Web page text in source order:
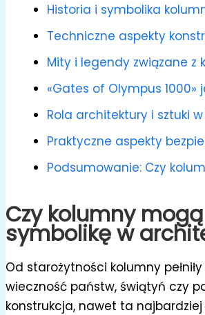
Historia i symbolika
Techniczne aspekty
Mity i legendy związane z
«Gates of Olympus
Rola architektury i sztuki
Praktyczne aspekty
Podsumowanie: Czy
Czy kolumny
symbolikę w
Od starożytności kolumny
wieczność państw, świątyń czy
konstrukcja, nawet ta